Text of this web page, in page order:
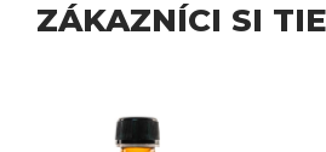
ZÁKAZNÍCI SI